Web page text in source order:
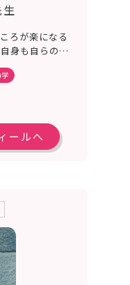
ろが楽になる
身も自らの家
そ、先の見え
て鑑定しま
ールへ